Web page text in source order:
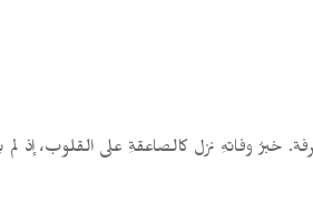
خبرُ وفاتهِ نزل كالصاعقةِ على القلوب، إذ